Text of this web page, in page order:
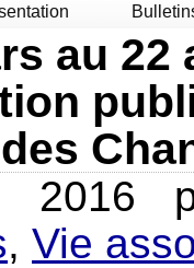
au 22
2016
, Vie